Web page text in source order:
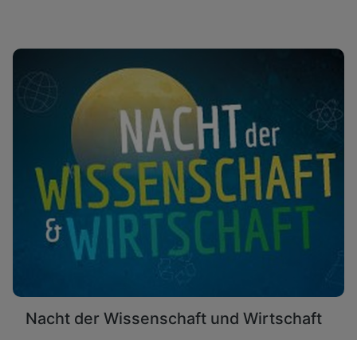
Nacht der Wissenschaft und Wirtschaft